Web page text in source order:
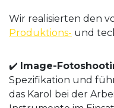
Wir realisierten den
Produktions- und
✔️ Image-
Spezifikation und
das Karol bei der